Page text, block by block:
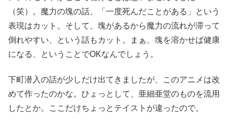
（笑）。魔力の塊の話、「一度死んだことがある」という
表現はカット。そして、塊があるから魔力の流れが滞って
倒れやすい、という話もカット。まぁ、塊を溶かせば健康
になる、ということでOKなんでしょう。
下町潜入の話が少しだけ出てきましたが、このアニメは改
めて作ったのかな。ひょっとして、亜細亜堂のものを流用
したとか。ここだけちょっとテイストが違ったので。